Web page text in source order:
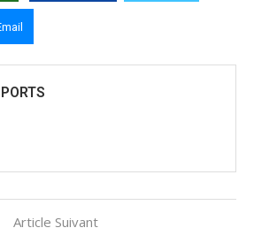
Article Suivant